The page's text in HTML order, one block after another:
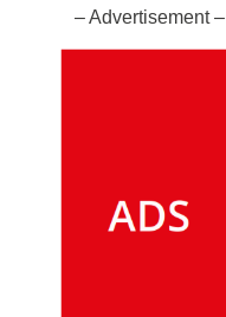
– Advertisement –